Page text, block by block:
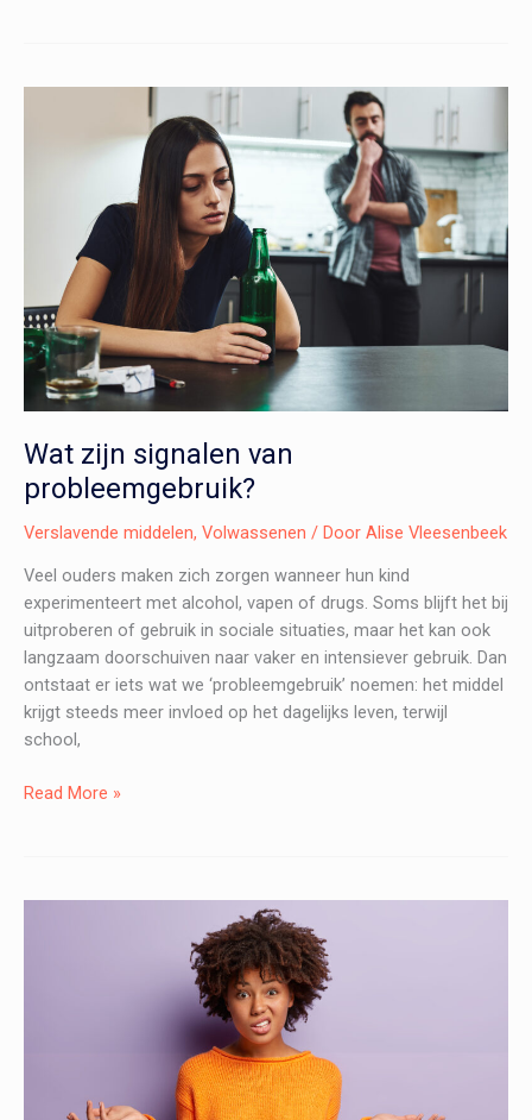
geldzorgen?!
Wat zijn signalen van
probleemgebruik?
Verslavende middelen, Volwassenen / Door Alise Vleesenbeek
Veel ouders maken zich zorgen wanneer hun kind
experimenteert met alcohol, vapen of drugs. Soms blijft het bij
uitproberen of gebruik in sociale situaties, maar het kan ook
langzaam doorschuiven naar vaker en intensiever gebruik. Dan
ontstaat er iets wat we ‘probleemgebruik’ noemen: het middel
krijgt steeds meer invloed op het dagelijks leven, terwijl
school,
Wat
probleemgebruik?
Read More »